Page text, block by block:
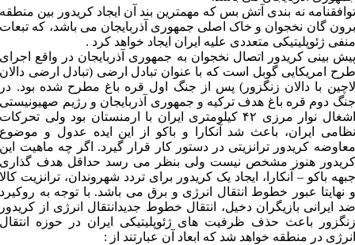
توافقنامه نه بندی آتش بس که مهمترین بند آن ایجاد کریدور بین منطقه
برون گان نخجوان و خاک اصلی جمهوری آذربایجان می باشد، که تبعات
منفی ژئوپلیتیکی متعددی علیه ایران ایجاد خواهد کرد .
پیش بینی کریدور اتصال نخجوان به جمهوری آذربایجان در واقع اجرای
طرح امریکایی گوبل است که با عنوان تبادل ارضی (تبادل ارضی دالان
لاچین با دالان زنگزور) پس از جنگ اول قره باغ مطرح شده بود. در
جنگ دوم قره باغ هدف ترکیه و جمهوری آذربایجان و رژیم صهیونیستی
اشغال نوار مرزی ۴۲ کیلومتری ایران با ارمنستان بود ولی تحرکات
نظامی ایران، باعث شد آنکارا و باکو از این ایده عدول و موضوع
معاوضه کریدور ترانزیتی در دستور کار قرار گیرد. اگر چه ماهیت این
کریدور هنوز مشخص نیست ولی بنظر می رسد حداقل هدف گذاری
جبهه باکو – آنکارا، ایجاد یک کریدور برای تردد شهروندان، ترانزیت کالا
و نهایتا عبور خطوط انتقال انرژی و برق می باشد. با توجه به روکیرد
ضد ایرانی بازیگران دخیل، انتقال خطوط جدیدانتقال انرژی از کریدور
زنگزور باعث حذف ظرفیت های ژئوپلیتیکی ایران در حوزه انتقال
انرژی در منطقه خواهد شد که ابعاد آن عبارتند از :